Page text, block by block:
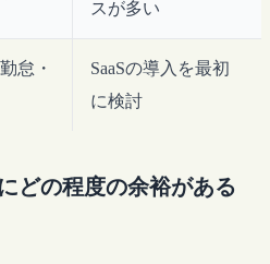
スが多い
怠・
SaaSの導入を最初
に検討
どの程度の余裕がある